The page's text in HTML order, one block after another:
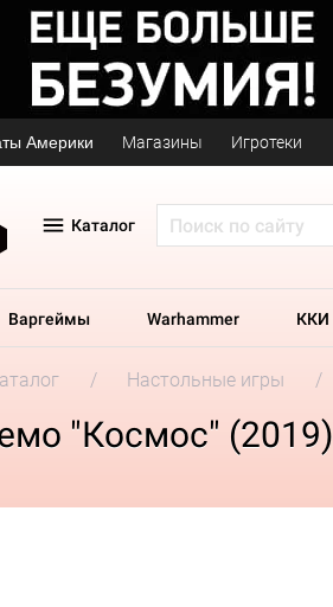
Америки Магазины Игротеки
Каталог
Варгеймы Warhammer ККИ
Настольные игры
"Космос" (2019)